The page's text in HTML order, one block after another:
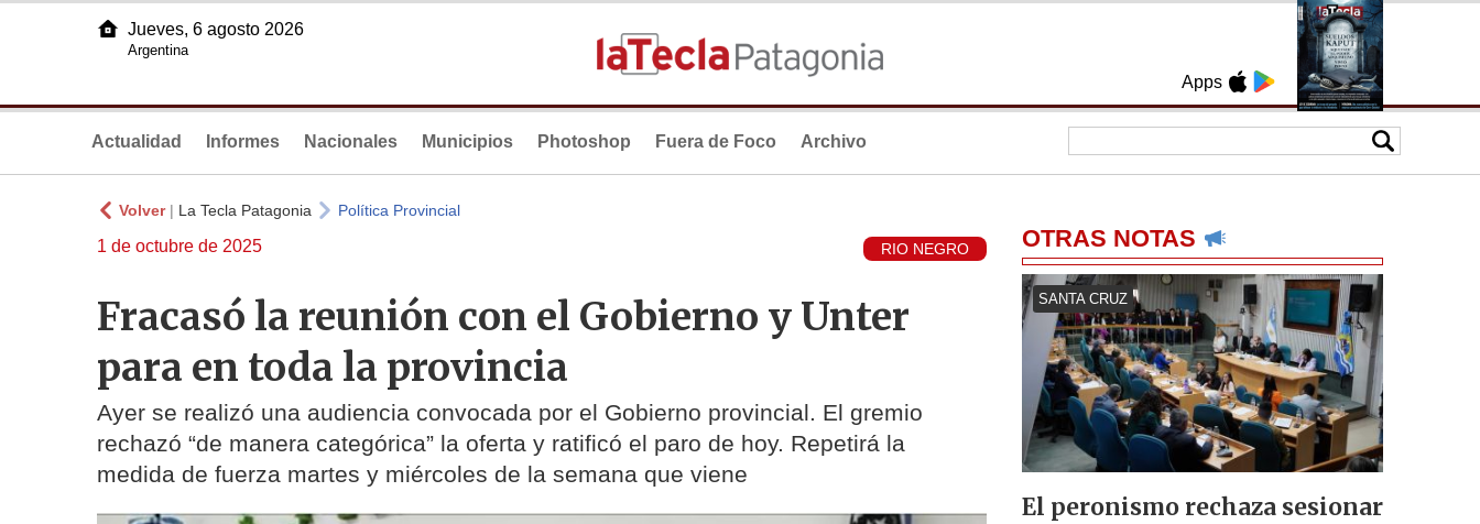
Apps
Jueves, 6 agosto 2026
Argentina
Actualidad Informes Nacionales Municipios Photoshop Fuera de Foco Archivo
Volver| La Tecla Patagonia Política Provincial
1 de octubre de 2025 RIO NEGRO
Fracasó la reunión con el Gobierno y Unter
para en toda la provincia
Ayer se realizó una audiencia convocada por el Gobierno provincial. El gremio
rechazó “de manera categórica” la oferta y ratificó el paro de hoy. Repetirá la
medida de fuerza martes y miércoles de la semana que viene
OTRAS NOTAS
SANTA CRUZ
El peronismo rechaza sesionar